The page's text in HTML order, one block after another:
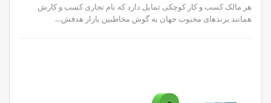
هر مالک کسب و کار کوچکی تمایل دارد که نام تجاری کسب و کارش
همانند برندهای محبوب جهان به گوش مخاطبین بازار هدفش…